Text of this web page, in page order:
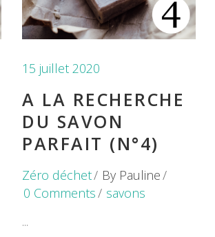
15 juillet 2020
A LA RECHERCHE
DU SAVON
PARFAIT (N°4)
Zéro déchet By Pauline
0 Comments
savons